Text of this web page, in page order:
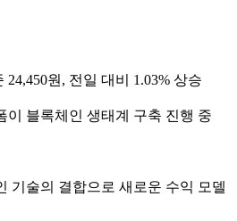
24,450원, 전일 대비 1.03% 상승
이 블록체인 생태계 구축 진행 중
기술의 결합으로 새로운 수익 모델